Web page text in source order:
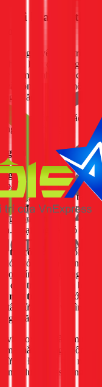
oxi hóa: Kẻ thù
đóng tuyết, quá trình
hơn. Ban đầu, ống
đốm xanh lá hoặc
và đồng sunfat), một dấu
bị ăn mòn.
tại TPHCM dễ bị
ẩm:
Độ ẩm cao trong
xúc tác hoàn hảo,
đồng, oxy và các tạp
ống đồng:Để giảm giá
đồng pha nhiều tạp
Loại ống này có độ
thi công:
Các mối hàn
lớp vỏ bảo ôn (gen cách
bọc kín sẽ để lộ ống
quá trình oxi hóa bắt
môi trường:
Nước
tẩy rửa mạnh vô tình
gây ăn mòn.
việc oxi hóa là làm
mà mắt thường không
từ từ. Đến khi bạn nhận
một lượng gas đáng kể.